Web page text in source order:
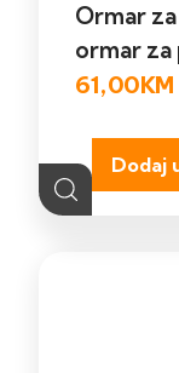
Ormar
ormar
61,00KM
Dodaj